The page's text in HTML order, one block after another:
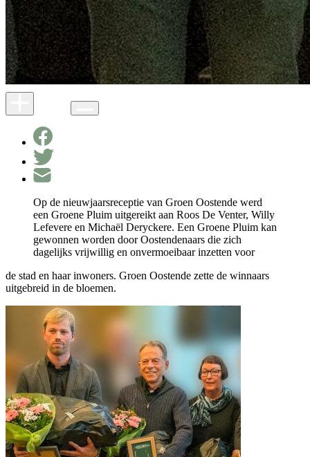
Op de nieuwjaarsreceptie van Groen Oostende werd
een Groene Pluim uitgereikt aan Roos De Venter, Willy
Lefevere en Michaël Deryckere. Een Groene Pluim kan
gewonnen worden door Oostendenaars die zich
dagelijks vrijwillig en onvermoeibaar inzetten voor
de stad en haar inwoners. Groen Oostende zette de winnaars
uitgebreid in de bloemen.